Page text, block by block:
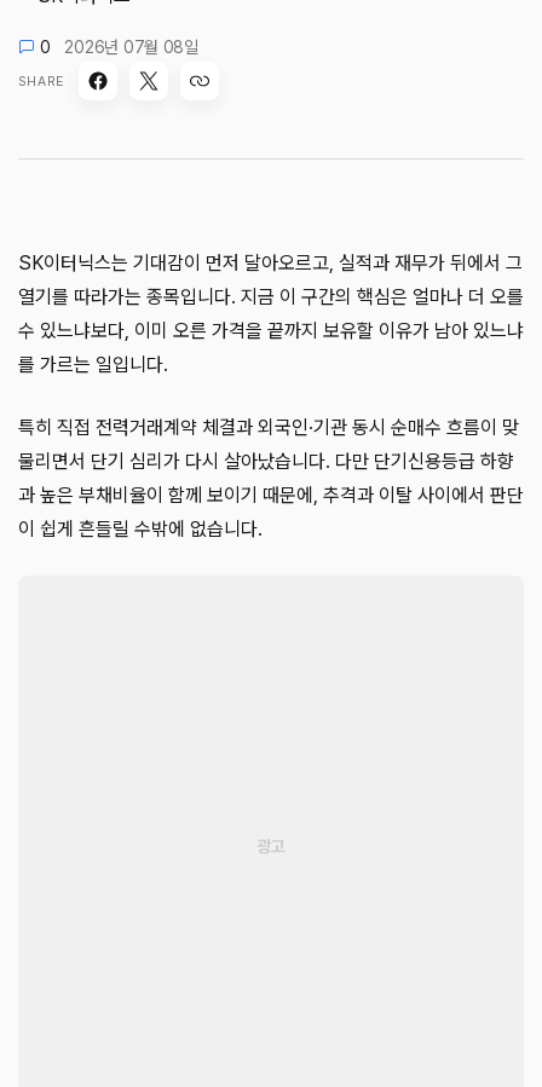
0 2026년 07월 08일
SHARE
SK이터닉스는 기대감이 먼저 달아오르고, 실적과 재무가 뒤에서 그
열기를 따라가는 종목입니다. 지금 이 구간의 핵심은 얼마나 더 오를
수 있느냐보다, 이미 오른 가격을 끝까지 보유할 이유가 남아 있느냐
를 가르는 일입니다.
특히 직접 전력거래계약 체결과 외국인·기관 동시 순매수 흐름이 맞
물리면서 단기 심리가 다시 살아났습니다. 다만 단기신용등급 하향
과 높은 부채비율이 함께 보이기 때문에, 추격과 이탈 사이에서 판단
이 쉽게 흔들릴 수밖에 없습니다.